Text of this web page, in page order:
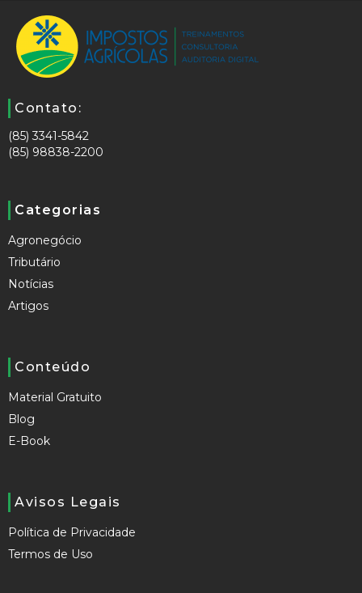
Contato:
(85) 3341-5842
(85) 98838-2200
Categorias
Agronegócio
Tributário
Notícias
Artigos
Conteúdo
Material Gratuito
Blog
E-Book
Avisos Legais
Política de Privacidade
Termos de Uso